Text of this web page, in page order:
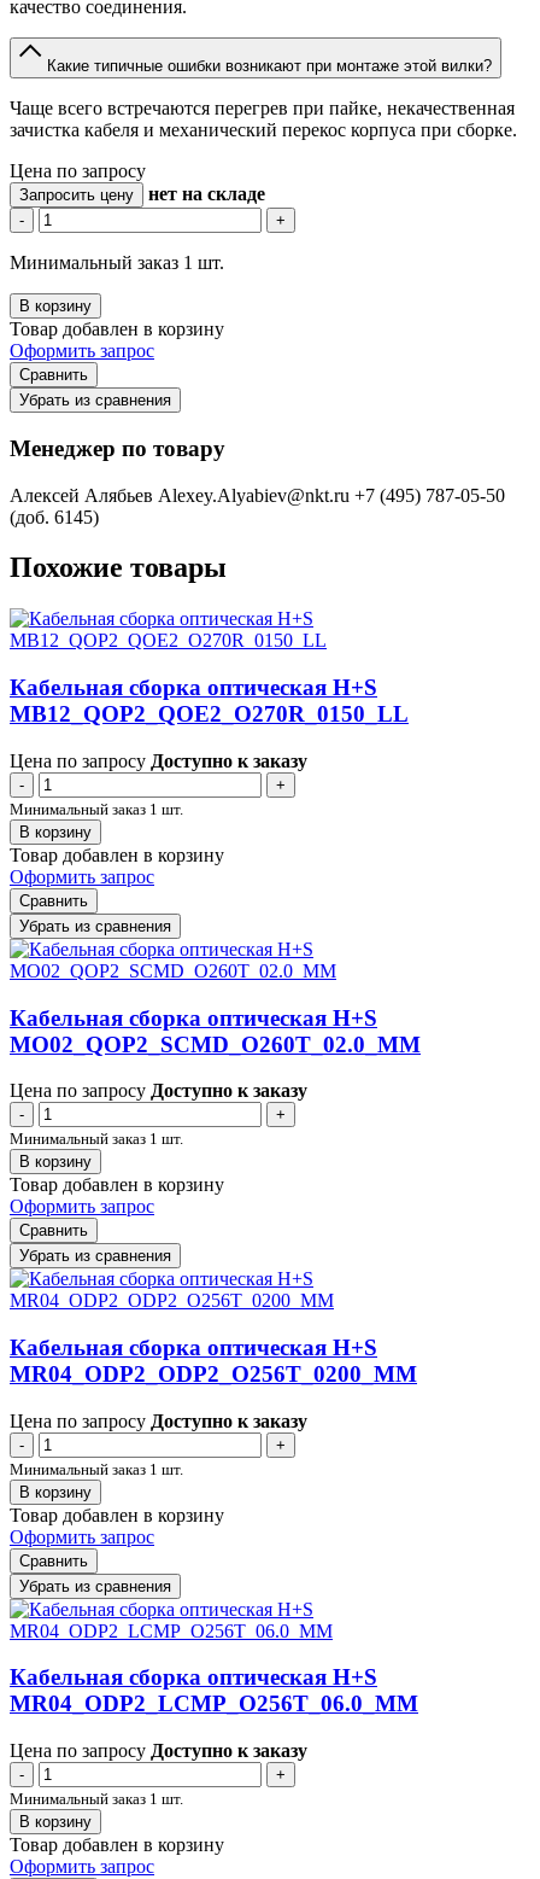
качество соединения.
Какие типичные ошибки возникают при монтаже этой вилки?
Чаще всего встречаются перегрев при пайке, некачественная
зачистка кабеля и механический перекос корпуса при сборке.
Цена по запросу
Запросить цену нет на складе
- +
Минимальный заказ 1 шт.
В корзину
Товар добавлен в корзину
Оформить запрос
Сравнить
Убрать из сравнения
Менеджер по товару
Алексей Алябьев Alexey.Alyabiev@nkt.ru +7 (495) 787-05-50
(доб. 6145)
Похожие товары
Кабельная сборка оптическая H+S
MB12_QOP2_QOE2_O270R_0150_LL
Цена по запросу Доступно к заказу
-
+
Минимальный заказ 1 шт.
В корзину
Товар добавлен в корзину
Оформить запрос
Сравнить
Убрать из сравнения
Кабельная сборка оптическая H+S
MO02_QOP2_SCMD_O260T_02.0_MM
Цена по запросу Доступно к заказу
-
+
Минимальный заказ 1 шт.
В корзину
Товар добавлен в корзину
Оформить запрос
Сравнить
Убрать из сравнения
Кабельная сборка оптическая H+S
MR04_ODP2_ODP2_O256T_0200_MM
Цена по запросу Доступно к заказу
-
+
Минимальный заказ 1 шт.
В корзину
Товар добавлен в корзину
Оформить запрос
Сравнить
Убрать из сравнения
Кабельная сборка оптическая H+S
MR04_ODP2_LCMP_O256T_06.0_MM
Цена по запросу Доступно к заказу
-
+
Минимальный заказ 1 шт.
В корзину
Товар добавлен в корзину
Оформить запрос